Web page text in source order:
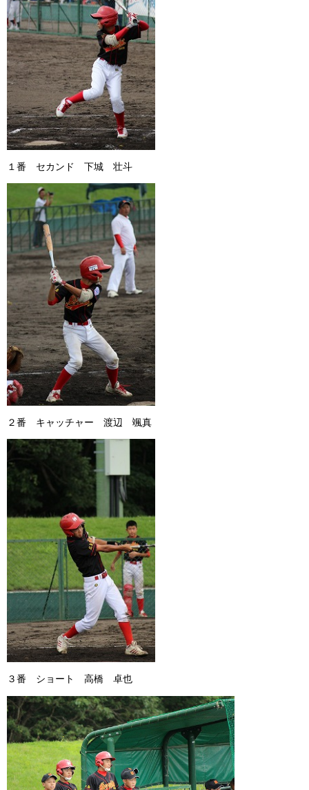
１番 セカンド 下城 壮斗
２番 キャッチャー 渡辺 颯真
３番 ショート 高橋 卓也